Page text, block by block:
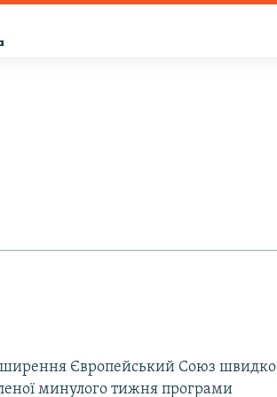
Європейський Союз швидко
минулого тижня програми